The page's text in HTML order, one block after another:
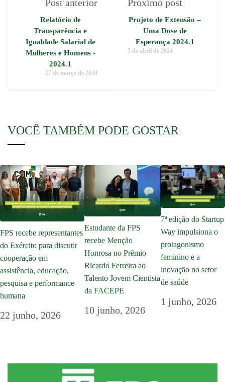
Post anterior
Relatório de
Transparência e
Igualdade Salarial de
Mulheres e Homens -
2024.1
27 de março de 2024
Próximo post
Projeto de Extensão –
Uma Dose de
Esperança 2024.1
5 de abril de 2024
VOCÊ TAMBÉM PODE GOSTAR
FPS recebe representantes
do Exército para discutir
cooperação em
assistência, educação,
pesquisa e performance
humana
22 junho, 2026
Estudante da FPS
recebe Menção
Honrosa no Prêmio
Ricardo Ferreira ao
Talento Jovem Cientista
da FACEPE
10 junho, 2026
7ª edição do Startup
Way impulsiona o
protagonismo
feminino e a
inovação no setor
de saúde
1 junho, 2026